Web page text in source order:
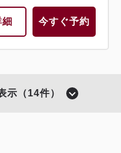
今すぐ予約
示（14件）